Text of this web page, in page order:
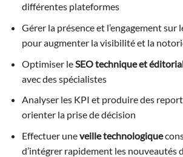
différentes plateformes
Gérer la présence et l’engagement sur
pour augmenter la visibilité et la
Optimiser le SEO technique et
avec des spécialistes
Analyser les KPI et produire des
orienter la prise de décision
Effectuer uneveille technologique
d’intégrer rapidement les nouveautés